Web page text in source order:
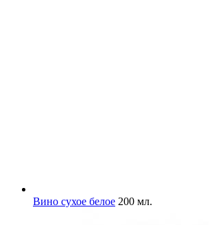
Вино сухое белое 200 мл.